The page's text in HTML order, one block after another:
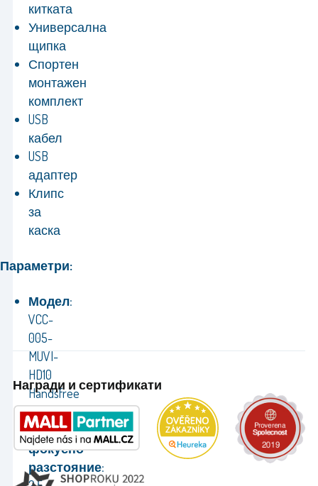
китката
Универсална
щипка
Спортен
монтажен
комплект
USB
кабел
USB
адаптер
Клипс
за
каска
Параметри:
Модел:
VCC-
005-
MUVI-
HD10
Handsfree
видеокамера
Минимално
фокусно
разстояние:
Награди и сертификати